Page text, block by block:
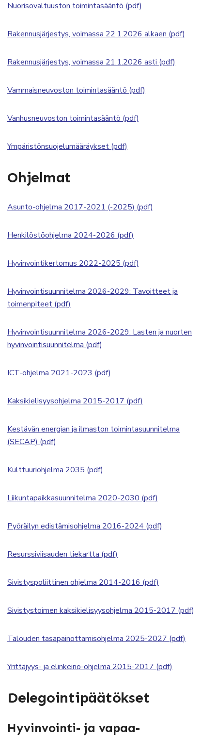
Nuorisovaltuuston toimintasääntö (pdf)
Rakennusjärjestys, voimassa 22.1.2026 alkaen (pdf)
Rakennusjärjestys, voimassa 21.1.2026 asti (pdf)
Vammaisneuvoston toimintasääntö (pdf)
Vanhusneuvoston toimintasääntö (pdf)
Ympäristönsuojelumääräykset (pdf)
Ohjelmat
Asunto-ohjelma 2017-2021 (-2025) (pdf)
Henkilöstöohjelma 2024-2026 (pdf)
Hyvinvointikertomus 2022-2025 (pdf)
Hyvinvointisuunnitelma 2026-2029: Tavoitteet ja
toimenpiteet (pdf)
Hyvinvointisuunnitelma 2026-2029: Lasten ja nuorten
hyvinvointisuunnitelma (pdf)
ICT-ohjelma 2021-2023 (pdf)
Kaksikielisyysohjelma 2015-2017 (pdf)
Kestävän energian ja ilmaston toimintasuunnitelma
(SECAP) (pdf)
Kulttuuriohjelma 2035 (pdf)
Liikuntapaikkasuunnitelma 2020-2030 (pdf)
Pyöräilyn edistämisohjelma 2016-2024 (pdf)
Resurssiviisauden tiekartta (pdf)
Sivistyspoliittinen ohjelma 2014-2016 (pdf)
Sivistystoimen kaksikielisyysohjelma 2015-2017 (pdf)
Talouden tasapainottamisohjelma 2025-2027 (pdf)
Yrittäjyys- ja elinkeino-ohjelma 2015-2017 (pdf)
Delegointipäätökset
Hyvinvointi- ja vapaa-